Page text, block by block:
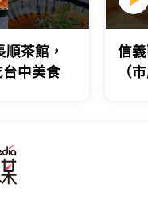
茶館，
中美食
信
（